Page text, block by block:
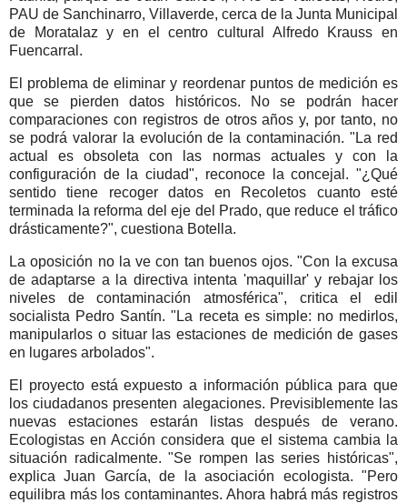
PAU de Sanchinarro, Villaverde, cerca de la Junta Municipal
de Moratalaz y en el centro cultural Alfredo Krauss en
Fuencarral.
El problema de eliminar y reordenar puntos de medición es
que se pierden datos históricos. No se podrán hacer
comparaciones con registros de otros años y, por tanto, no
se podrá valorar la evolución de la contaminación. "La red
actual es obsoleta con las normas actuales y con la
configuración de la ciudad", reconoce la concejal. "¿Qué
sentido tiene recoger datos en Recoletos cuanto esté
terminada la reforma del eje del Prado, que reduce el tráfico
drásticamente?", cuestiona Botella.
La oposición no la ve con tan buenos ojos. "Con la excusa
de adaptarse a la directiva intenta 'maquillar' y rebajar los
niveles de contaminación atmosférica", critica el edil
socialista Pedro Santín. "La receta es simple: no medirlos,
manipularlos o situar las estaciones de medición de gases
en lugares arbolados".
El proyecto está expuesto a información pública para que
los ciudadanos presenten alegaciones. Previsiblemente las
nuevas estaciones estarán listas después de verano.
Ecologistas en Acción considera que el sistema cambia la
situación radicalmente. "Se rompen las series históricas",
explica Juan García, de la asociación ecologista. "Pero
equilibra más los contaminantes. Ahora habrá más registros